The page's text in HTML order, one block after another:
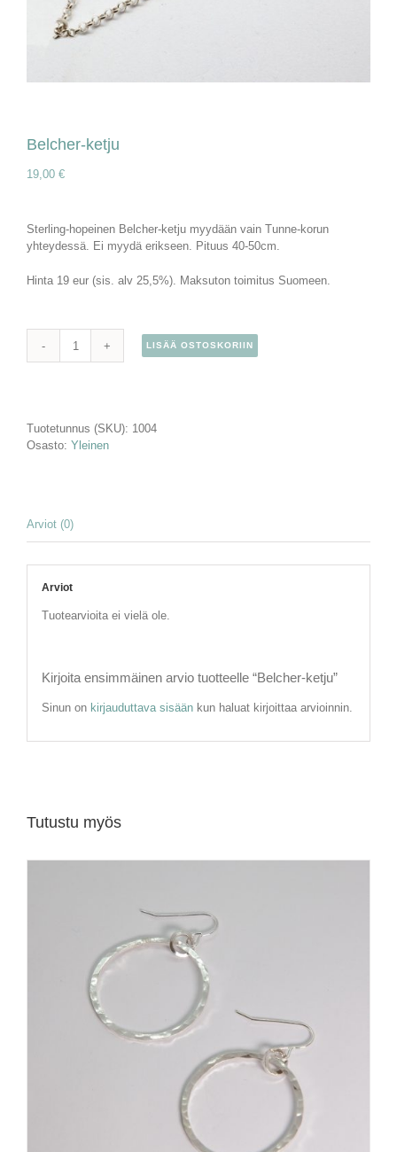
Belcher-ketju
19,00 €
Sterling-hopeinen Belcher-ketju myydään vain Tunne-korun
yhteydessä. Ei myydä erikseen. Pituus 40-50cm.
Hinta 19 eur (sis. alv 25,5%). Maksuton toimitus Suomeen.
Belcher-
LISÄÄ OSTOSKORIIN
Tuotetunnus (SKU): 1004
Osasto: Yleinen
Arviot (0)
Arviot
Tuotearvioita ei vielä ole.
Kirjoita ensimmäinen arvio tuotteelle “Belcher-ketju”
Sinun on kirjauduttava sisäänkun haluat kirjoittaa arvioinnin.
Tutustu myös